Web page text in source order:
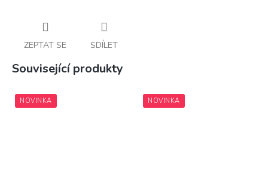
ZEPTAT SE SDÍLET
Související produkty
NOVINKA NOVINKA